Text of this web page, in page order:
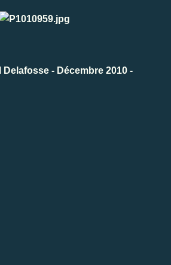
Delafosse - Décembre 2010 -